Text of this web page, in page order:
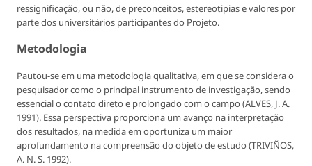
ressignificação, ou não, de preconceitos, estereotipias e valores por
parte dos universitários participantes do Projeto.
Metodologia
Pautou-se em uma metodologia qualitativa, em que se considera o
pesquisador como o principal instrumento de investigação, sendo
essencial o contato direto e prolongado com o campo (ALVES, J. A.
1991). Essa perspectiva proporciona um avanço na interpretação
dos resultados, na medida em oportuniza um maior
aprofundamento na compreensão do objeto de estudo (TRIVIÑOS,
A. N. S. 1992).